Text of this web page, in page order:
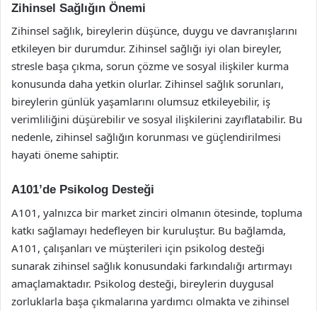
Zihinsel Sağlığın Önemi
Zihinsel sağlık, bireylerin düşünce, duygu ve davranışlarını
etkileyen bir durumdur. Zihinsel sağlığı iyi olan bireyler,
stresle başa çıkma, sorun çözme ve sosyal ilişkiler kurma
konusunda daha yetkin olurlar. Zihinsel sağlık sorunları,
bireylerin günlük yaşamlarını olumsuz etkileyebilir, iş
verimliliğini düşürebilir ve sosyal ilişkilerini zayıflatabilir. Bu
nedenle, zihinsel sağlığın korunması ve güçlendirilmesi
hayati öneme sahiptir.
A101’de Psikolog Desteği
A101, yalnızca bir market zinciri olmanın ötesinde, topluma
katkı sağlamayı hedefleyen bir kuruluştur. Bu bağlamda,
A101, çalışanları ve müşterileri için psikolog desteği
sunarak zihinsel sağlık konusundaki farkındalığı artırmayı
amaçlamaktadır. Psikolog desteği, bireylerin duygusal
zorluklarla başa çıkmalarına yardımcı olmakta ve zihinsel